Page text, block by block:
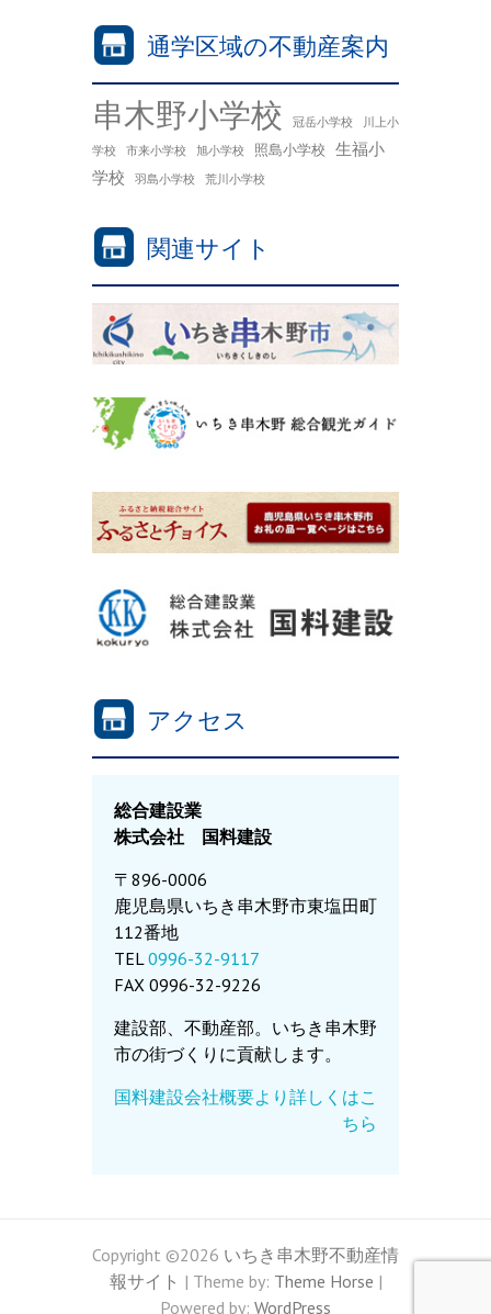
通学区域の不動産案内
串木野小学校 冠岳小学校
川上小
学校
市来小学校 旭小学校 照島小学校 生福小
学校
羽島小学校 荒川小学校
関連サイト
アクセス
総合建設業
株式会社 国料建設
〒896-0006
鹿児島県いちき串木野市東塩田町
112番地
TEL0996-32-9117
FAX 0996-32-9226
建設部、不動産部。いちき串木野
市の街づくりに貢献します。
国料建設会社概要より詳しくはこ
ちら
Copyright ©2026 いちき串木野不動産情
報サイト | Theme by: Theme Horse |
Powered by: WordPress